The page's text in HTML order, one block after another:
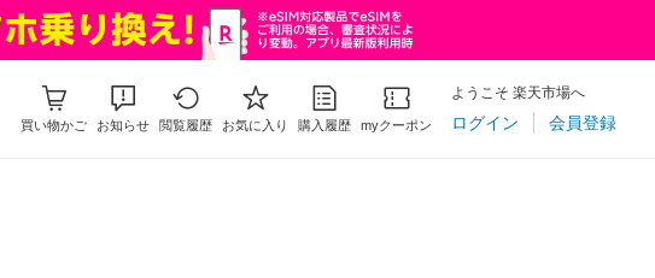
買い物かご お知らせ 閲覧履歴 お気に入り 購入履歴 myクーポン
ようこそ 楽天市場へ
ログイン 会員登録